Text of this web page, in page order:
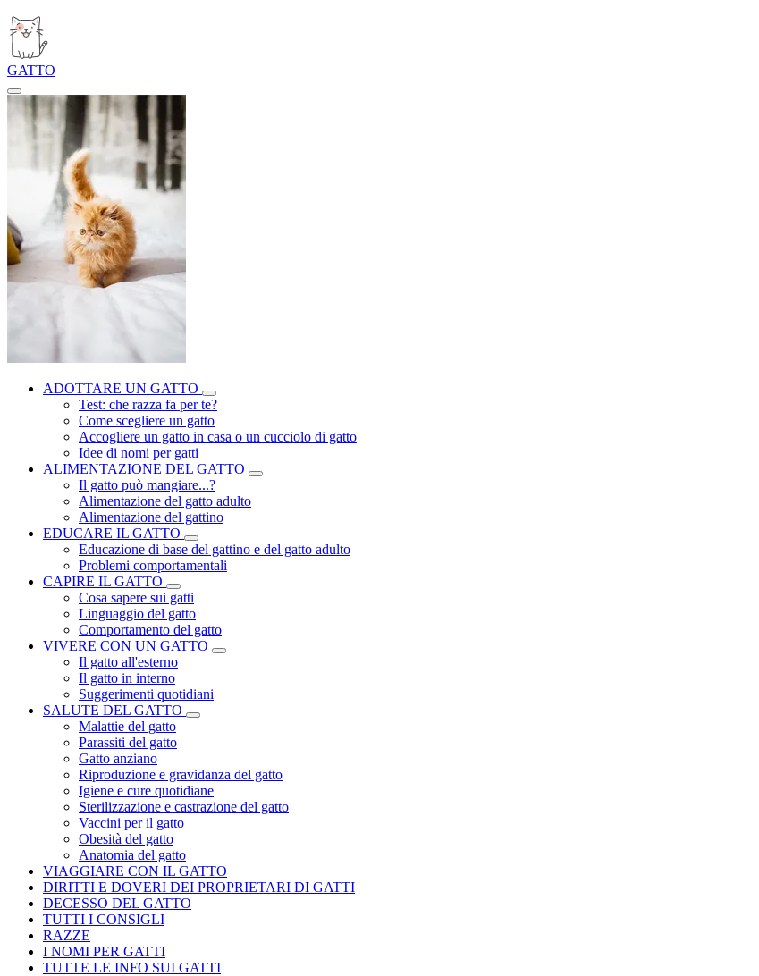
GATTO
ADOTTARE UN GATTO
Test: che razza fa per te?
Come scegliere un gatto
Accogliere un gatto in casa o un cucciolo di gatto
Idee di nomi per gatti
ALIMENTAZIONE DEL GATTO
Il gatto può mangiare...?
Alimentazione del gatto adulto
Alimentazione del gattino
EDUCARE IL GATTO
Educazione di base del gattino e del gatto adulto
Problemi comportamentali
CAPIRE IL GATTO
Cosa sapere sui gatti
Linguaggio del gatto
Comportamento del gatto
VIVERE CON UN GATTO
Il gatto all'esterno
Il gatto in interno
Suggerimenti quotidiani
SALUTE DEL GATTO
Malattie del gatto
Parassiti del gatto
Gatto anziano
Riproduzione e gravidanza del gatto
Igiene e cure quotidiane
Sterilizzazione e castrazione del gatto
Vaccini per il gatto
Obesità del gatto
Anatomia del gatto
VIAGGIARE CON IL GATTO
DIRITTI E DOVERI DEI PROPRIETARI DI GATTI
DECESSO DEL GATTO
TUTTI I CONSIGLI
RAZZE
I NOMI PER GATTI
TUTTE LE INFO SUI GATTI